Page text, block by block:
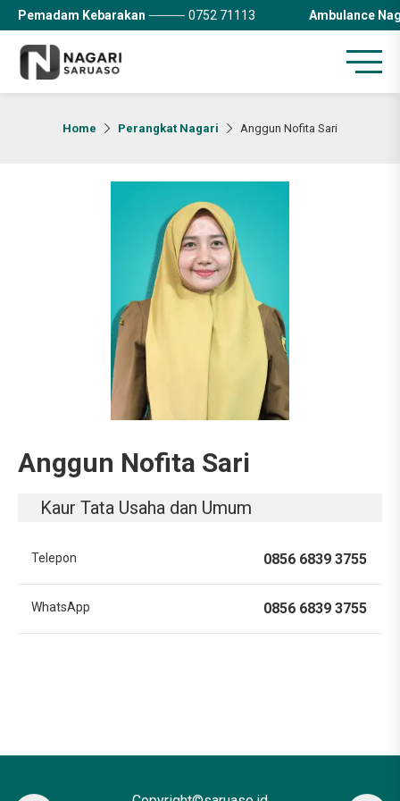
Pemadam Kebarakan 0752 71113 Ambulance
Home Perangkat Nagari Anggun Nofita Sari
Anggun Nofita Sari
Kaur Tata Usaha dan Umum
Telepon 0856 6839 3755
WhatsApp 0856 6839 3755